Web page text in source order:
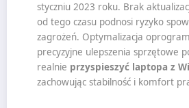
styczniu 2023 roku. Brak
od tego czasu podnosi ryzyko
zagrożeń. Optymalizacja
precyzyjne ulepszenia sprzętowe
realnie przyspieszyć laptopa z
zachowując stabilność i komfort